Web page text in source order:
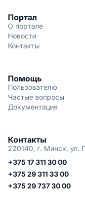
Портал
О портале
Новости
Контакты
Помощь
Пользователю
Частые вопросы
Документация
Контакты
220140, г. Минск, ул.
+375 17 311 30 00
+375 29 311 33 00
+375 29 737 30 00